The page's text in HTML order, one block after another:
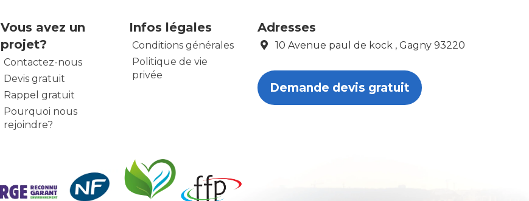
Vous avez un
projet?
Contactez-nous
Devis gratuit
Rappel gratuit
Pourquoi nous
rejoindre?
Infos légales
Conditions générales
Politique de vie
privée
Adresses
10 Avenue paul de kock , Gagny 93220
Demande devis gratuit